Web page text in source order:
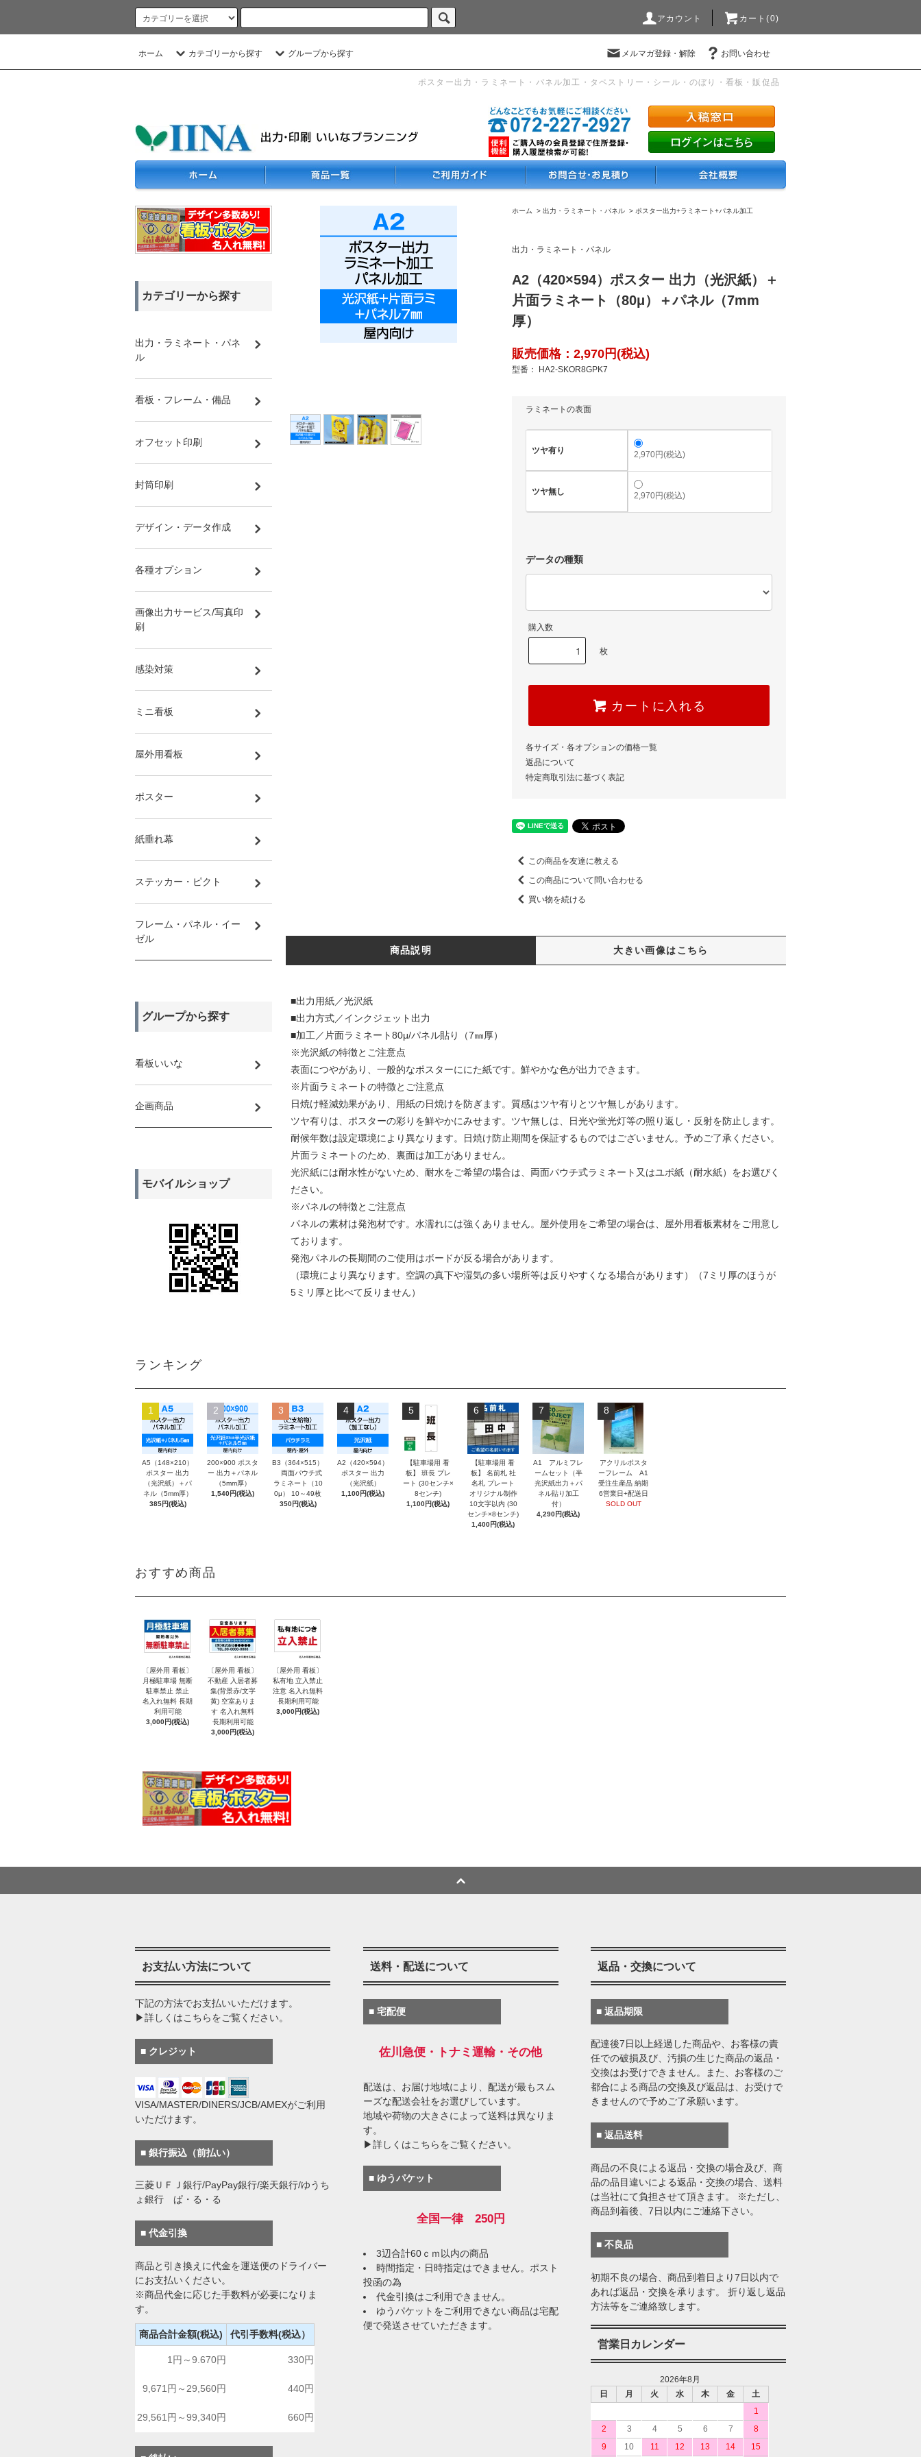
アカウント カート(0)
ホーム カテゴリーから探す グループから探す メルマガ登録・解除 お問い合わせ
ポスター出力・ラミネート・パネル加工・タペストリー・シール・のぼり・看板・販促品
ホーム > 出力・ラミネート・パネル > ポスター出力+ラミネート+パネル加工
出力・ラミネート・パネル
A2（420×594）ポスター 出力（光沢紙）＋
片面ラミネート（80μ）＋パネル（7mm
厚）
販売価格：2,970円(税込)
型番： HA2-SKOR8GPK7
ラミネートの表面
ツヤ有り 2,970円(税込)
ツヤ無し 2,970円(税込)
データの種類
購入数
枚
カートに入れる
各サイズ・各オプションの価格一覧
返品について
特定商取引法に基づく表記
この商品を友達に教える
この商品について問い合わせる
買い物を続ける
商品説明 大きい画像はこちら
■出力用紙／光沢紙
■出力方式／インクジェット出力
■加工／片面ラミネート80μ/パネル貼り（7㎜厚）
※光沢紙の特徴とご注意点
表面につやがあり、一般的なポスターににた紙です。鮮やかな色が出力できます。
※片面ラミネートの特徴とご注意点
日焼け軽減効果があり、用紙の日焼けを防ぎます。質感はツヤ有りとツヤ無しがあります。
ツヤ有りは、ポスターの彩りを鮮やかにみせます。ツヤ無しは、日光や蛍光灯等の照り返し・反射を防止します。
耐候年数は設定環境により異なります。日焼け防止期間を保証するものではございません。予めご了承ください。
片面ラミネートのため、裏面は加工がありません。
光沢紙には耐水性がないため、耐水をご希望の場合は、両面パウチ式ラミネート又はユポ紙（耐水紙）をお選びく
ださい。
※パネルの特徴とご注意点
パネルの素材は発泡材です。水濡れには強くありません。屋外使用をご希望の場合は、屋外用看板素材をご用意し
ております。
発泡パネルの長期間のご使用はボードが反る場合があります。
（環境により異なります。空調の真下や湿気の多い場所等は反りやすくなる場合があります）（7ミリ厚のほうが
5ミリ厚と比べて反りません）
カテゴリーから探す
出力・ラミネート・パネ
ル
看板・フレーム・備品
オフセット印刷
封筒印刷
デザイン・データ作成
各種オプション
画像出力サービス/写真印
刷
感染対策
ミニ看板
屋外用看板
ポスター
紙垂れ幕
ステッカー・ピクト
フレーム・パネル・イー
ゼル
グループから探す
看板いいな
企画商品
モバイルショップ
ランキング
1
A5（148×210）
ポスター 出力
（光沢紙）＋パ
ネル（5mm厚）
385円(税込)
2
200×900 ポスタ
ー 出力＋パネル
（5mm厚）
1,540円(税込)
3
B3（364×515）
両面パウチ式
ラミネート（10
0μ） 10～49枚
350円(税込)
4
A2（420×594）
ポスター 出力
（光沢紙）
1,100円(税込)
5
【駐車場用 看
板】 班長 プレ
ート (30センチ×
8センチ)
1,100円(税込)
6
【駐車場用 看
板】 名前札 社
名札 プレート
オリジナル制作
10文字以内 (30
センチ×8センチ)
1,400円(税込)
7
A1 アルミフレ
ームセット（半
光沢紙出力＋パ
ネル貼り加工
付）
4,290円(税込)
8
アクリルポスタ
ーフレーム A1
受注生産品 納期
6営業日+配送日
SOLD OUT
おすすめ商品
〔屋外用 看板〕
月極駐車場 無断
駐車禁止 禁止
名入れ無料 長期
利用可能
3,000円(税込)
〔屋外用 看板〕
不動産 入居者募
集(背景赤/文字
黄) 空室ありま
す 名入れ無料
長期利用可能
3,000円(税込)
〔屋外用 看板〕
私有地 立入禁止
注意 名入れ無料
長期利用可能
3,000円(税込)
お支払い方法について
下記の方法でお支払いいただけます。
▶詳しくはこちらをご覧ください。
■ クレジット
VISA/MASTER/DINERS/JCB/AMEXがご利用
いただけます。
■ 銀行振込（前払い）
三菱ＵＦＪ銀行/PayPay銀行/楽天銀行/ゆうち
ょ銀行 ぱ・る・る
■ 代金引換
商品と引き換えに代金を運送便のドライバー
にお支払いください。
※商品代金に応じた手数料が必要になりま
す。
商品合計金額(税込) 代引手数料(税込）
1円～9.670円 330円
9,671円～29,560円 440円
29,561円～99,340円 660円
送料・配送について
■ 宅配便
佐川急便・トナミ運輸・その他
配送は、お届け地域により、配送が最もスム
ーズな配送会社をお選びしています。
地域や荷物の大きさによって送料は異なりま
す。
▶詳しくはこちらをご覧ください。
■ ゆうパケット
全国一律 250円
3辺合計60ｃｍ以内の商品
時間指定・日時指定はできません。ポスト
投函の為
代金引換はご利用できません。
ゆうパケットをご利用できない商品は宅配
便で発送させていただきます。
返品・交換について
■ 返品期限
配達後7日以上経過した商品や、お客様の責
任での破損及び、汚損の生じた商品の返品・
交換はお受けできません。また、お客様のご
都合による商品の交換及び返品は、お受けで
きませんので予めご了承願います。
■ 返品送料
商品の不良による返品・交換の場合及び、商
品の品目違いによる返品・交換の場合、送料
は当社にて負担させて頂きます。 ※ただし、
商品到着後、7日以内にご連絡下さい。
■ 不良品
初期不良の場合、商品到着日より7日以内で
あれば返品・交換を承ります。 折り返し返品
方法等をご連絡致します。
営業日カレンダー
2026年8月
日
月 火 水 木 金
土
1
2
3 4 5 6 7
8
9
10 11 12 13 14 15